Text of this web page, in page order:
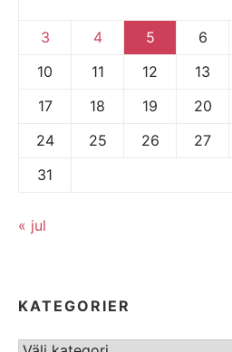
3
4 5 6
10
11 12 13
17
18 19 20
24
25 26 27
31
« jul
KATEGORIER